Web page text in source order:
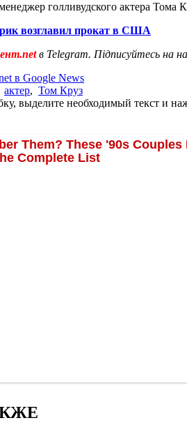
голливудского актера Тома
возглавил прокат в США
в Telegram. Підписуйтесь на
в Google News
актер, Том Круз
выделите необходимый текст и